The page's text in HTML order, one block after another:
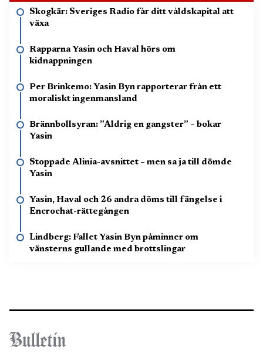
Skogkär: Sveriges Radio får ditt våldskapital att
växa
Rapparna Yasin och Haval hörs om
kidnappningen
Per Brinkemo: Yasin Byn rapporterar från ett
moraliskt ingenmansland
Brännbollsyran: ”Aldrig en gangster” – bokar
Yasin
Stoppade Alinia-avsnittet – men sa ja till dömde
Yasin
Yasin, Haval och 26 andra döms till fängelse i
Encrochat-rättegången
Lindberg: Fallet Yasin Byn påminner om
vänsterns gullande med brottslingar